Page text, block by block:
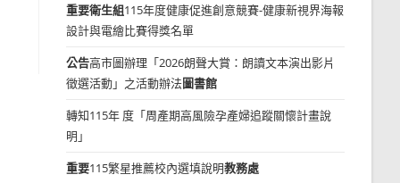
重要衛生組115年度健康促進創意競賽-健康新視界海報
設計與電繪比賽得獎名單
公告高市圖辦理「2026朗聲大賞：朗讀文本演出影片
徵選活動」之活動辦法圖書館
轉知115年 度「周產期高風險孕產婦追蹤關懷計畫說
明」
重要115繁星推薦校內選填說明教務處